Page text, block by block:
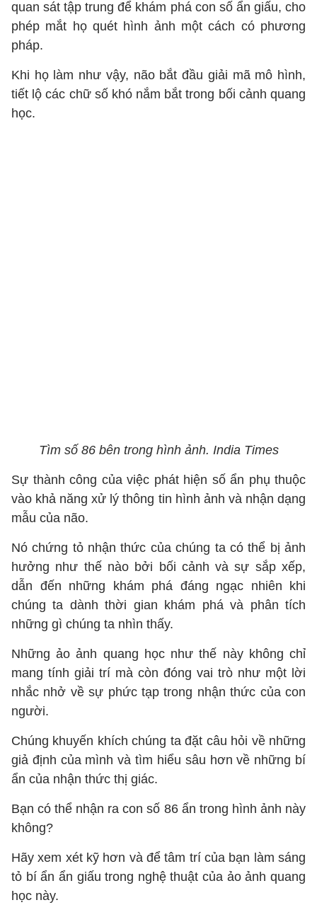
quan sát tập trung để khám phá con số ẩn giấu, cho
phép mắt họ quét hình ảnh một cách có phương
pháp.
Khi họ làm như vậy, não bắt đầu giải mã mô hình,
tiết lộ các chữ số khó nắm bắt trong bối cảnh quang
học.
Tìm số 86 bên trong hình ảnh. India Times
Sự thành công của việc phát hiện số ẩn phụ thuộc
vào khả năng xử lý thông tin hình ảnh và nhận dạng
mẫu của não.
Nó chứng tỏ nhận thức của chúng ta có thể bị ảnh
hưởng như thế nào bởi bối cảnh và sự sắp xếp,
dẫn đến những khám phá đáng ngạc nhiên khi
chúng ta dành thời gian khám phá và phân tích
những gì chúng ta nhìn thấy.
Những ảo ảnh quang học như thế này không chỉ
mang tính giải trí mà còn đóng vai trò như một lời
nhắc nhở về sự phức tạp trong nhận thức của con
người.
Chúng khuyến khích chúng ta đặt câu hỏi về những
giả định của mình và tìm hiểu sâu hơn về những bí
ẩn của nhận thức thị giác.
Bạn có thể nhận ra con số 86 ẩn trong hình ảnh này
không?
Hãy xem xét kỹ hơn và để tâm trí của bạn làm sáng
tỏ bí ẩn ẩn giấu trong nghệ thuật của ảo ảnh quang
học này.